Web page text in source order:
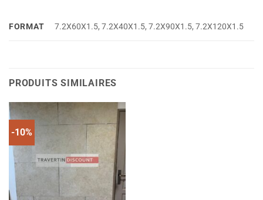
FORMAT 7.2X60X1.5, 7.2X40X1.5, 7.2X90X1.5, 7.2X120X1.5
PRODUITS SIMILAIRES
-10%